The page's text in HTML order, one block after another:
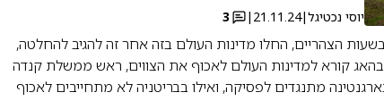
יוסי נכטיגל|
21.11.24
|
3
הצהריים, החלו מדינות העולם בזה אחר זה להגיב להחלטה,
קורא למדינות העולם לאכוף את הצווים, ראש ממשלת קנדה
מתנגדים לפסיקה, ואילו בבריטניה לא מתחייבים לאכוף